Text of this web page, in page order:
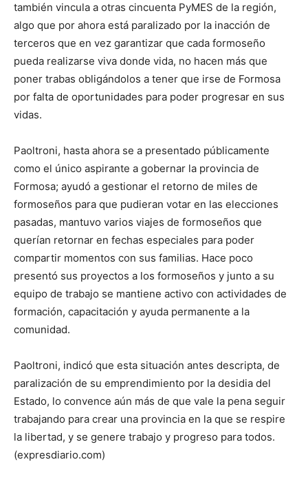
ve…
también vincula a otras cincuenta PyMES de la región,
algo que por ahora está paralizado por la inacción de
terceros que en vez garantizar que cada formoseño
pueda realizarse viva donde vida, no hacen más que
poner trabas obligándolos a tener que irse de Formosa
por falta de oportunidades para poder progresar en sus
vidas.
Paoltroni, hasta ahora se a presentado públicamente
como el único aspirante a gobernar la provincia de
Formosa; ayudó a gestionar el retorno de miles de
formoseños para que pudieran votar en las elecciones
pasadas, mantuvo varios viajes de formoseños que
querían retornar en fechas especiales para poder
compartir momentos con sus familias. Hace poco
presentó sus proyectos a los formoseños y junto a su
equipo de trabajo se mantiene activo con actividades de
formación, capacitación y ayuda permanente a la
comunidad.
Paoltroni, indicó que esta situación antes descripta, de
paralización de su emprendimiento por la desidia del
Estado, lo convence aún más de que vale la pena seguir
trabajando para crear una provincia en la que se respire
la libertad, y se genere trabajo y progreso para todos.
(expresdiario.com)